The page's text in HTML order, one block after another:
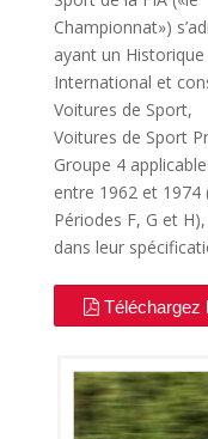
Championnat»)
ayant un Historique
International et
Voitures de Sport,
Voitures de Sport
Groupe 4
entre 1962 et 1974
Périodes F, G et
dans leur
Téléchargez